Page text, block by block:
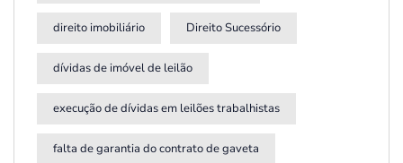
direito imobiliário Direito Sucessório
dívidas de imóvel de leilão
execução de dívidas em leilões trabalhistas
falta de garantia do contrato de gaveta